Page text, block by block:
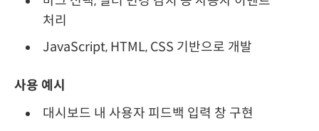
처리
JavaScript, HTML, CSS 기반으로 개발
사용 예시
대시보드 내 사용자 피드백 입력 창 구현